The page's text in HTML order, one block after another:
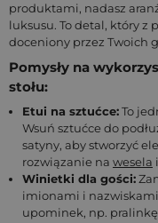
produktami, nadasz
luksusu. To detal, który z
doceniony przez Twoich
Pomysły na
stołu:
Etui na sztućce:To
Wsuń sztućce do
satyny, aby stworzyć
rozwiązanie na wesela
Winietki dla gości:
imionami i nazwiskami
upominek, np.